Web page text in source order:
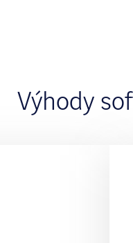
Výhody